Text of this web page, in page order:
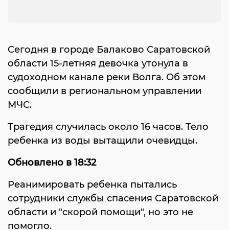
Сегодня в городе Балаково Саратовской
области 15-летняя девочка утонула в
судоходном канале реки Волга. Об этом
сообщили в региональном управлении
МЧС.
Трагедия случилась около 16 часов. Тело
ребенка из воды вытащили очевидцы.
Обновлено в 18:32
Реанимировать ребенка пытались
сотрудники службы спасения Саратовской
области и "скорой помощи", но это не
помогло.